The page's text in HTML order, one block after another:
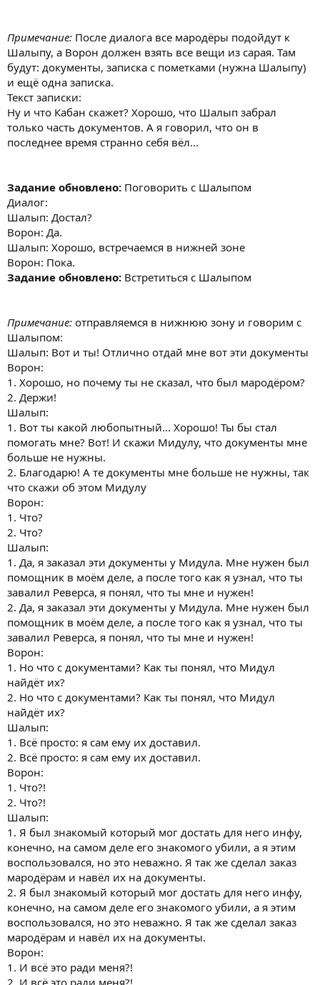
Примечание: После диалога все мародёры подойдут к
Шалыпу, а Ворон должен взять все вещи из сарая. Там
будут: документы, записка с пометками (нужна Шалыпу)
и ещё одна записка.
Текст записки:
Ну и что Кабан скажет? Хорошо, что Шалып забрал
только часть документов. А я говорил, что он в
последнее время странно себя вёл...
Задание обновлено: Поговорить с Шалыпом
Диалог:
Шалып: Достал?
Ворон: Да.
Шалып: Хорошо, встречаемся в нижней зоне
Ворон: Пока.
Задание обновлено: Встретиться с Шалыпом
Примечание: отправляемся в нижнюю зону и говорим с
Шалыпом:
Шалып: Вот и ты! Отлично отдай мне вот эти документы
Ворон:
1. Хорошо, но почему ты не сказал, что был мародёром?
2. Держи!
Шалып:
1. Вот ты какой любопытный... Хорошо! Ты бы стал
помогать мне? Вот! И скажи Мидулу, что документы мне
больше не нужны.
2. Благодарю! А те документы мне больше не нужны, так
что скажи об этом Мидулу
Ворон:
1. Что?
2. Что?
Шалып:
1. Да, я заказал эти документы у Мидула. Мне нужен был
помощник в моём деле, а после того как я узнал, что ты
завалил Реверса, я понял, что ты мне и нужен!
2. Да, я заказал эти документы у Мидула. Мне нужен был
помощник в моём деле, а после того как я узнал, что ты
завалил Реверса, я понял, что ты мне и нужен!
Ворон:
1. Но что с документами? Как ты понял, что Мидул
найдёт их?
2. Но что с документами? Как ты понял, что Мидул
найдёт их?
Шалып:
1. Всё просто: я сам ему их доставил.
2. Всё просто: я сам ему их доставил.
Ворон:
1. Что?!
2. Что?!
Шалып:
1. Я был знакомый который мог достать для него инфу,
конечно, на самом деле его знакомого убили, а я этим
воспользовался, но это неважно. Я так же сделал заказ
мародёрам и навёл их на документы.
2. Я был знакомый который мог достать для него инфу,
конечно, на самом деле его знакомого убили, а я этим
воспользовался, но это неважно. Я так же сделал заказ
мародёрам и навёл их на документы.
Ворон:
1. И всё это ради меня?!
2. И всё это ради меня?!